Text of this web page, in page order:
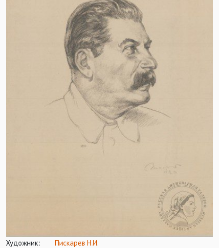
Художник:
Пискарев Н.И.